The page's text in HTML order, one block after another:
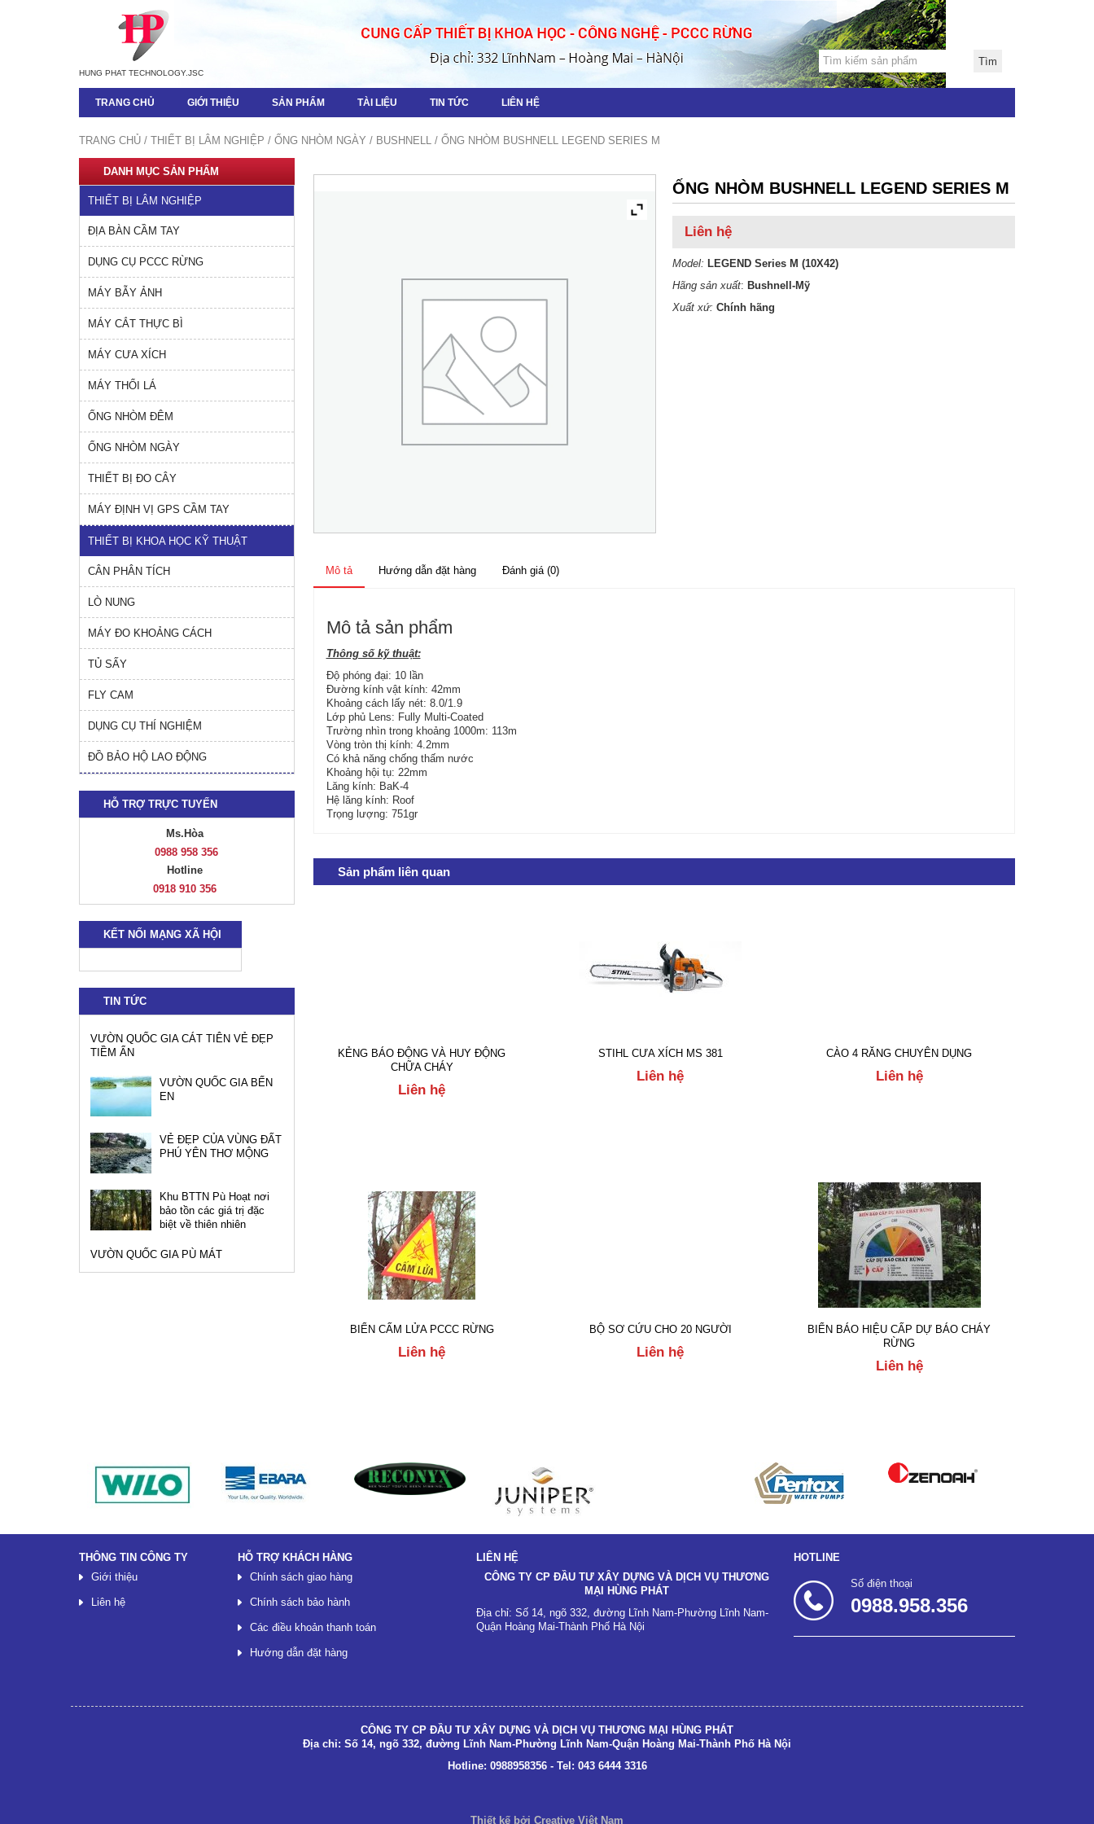
HUNG PHAT TECHNOLOGY.JSC
TRANG CHỦ GIỚI THIỆU SẢN PHẨM TÀI LIỆU TIN TỨC LIÊN HỆ
TRANG CHỦ / THIẾT BỊ LÂM NGHIỆP / ỐNG NHÒM NGÀY / BUSHNELL / ỐNG NHÒM BUSHNELL LEGEND SERIES M
DANH MỤC SẢN PHẨM
THIẾT BỊ LÂM NGHIỆP
ĐỊA BÀN CẦM TAY
DỤNG CỤ PCCC RỪNG
MÁY BẪY ẢNH
MÁY CẮT THỰC BÌ
MÁY CƯA XÍCH
MÁY THỔI LÁ
ỐNG NHÒM ĐÊM
ỐNG NHÒM NGÀY
THIẾT BỊ ĐO CÂY
MÁY ĐỊNH VỊ GPS CẦM TAY
THIẾT BỊ KHOA HỌC KỸ THUẬT
CÂN PHÂN TÍCH
LÒ NUNG
MÁY ĐO KHOẢNG CÁCH
TỦ SẤY
FLY CAM
DỤNG CỤ THÍ NGHIỆM
ĐỒ BẢO HỘ LAO ĐỘNG
HỖ TRỢ TRỰC TUYẾN
Ms.Hòa
0988 958 356
Hotline
0918 910 356
KẾT NỐI MẠNG XÃ HỘI
TIN TỨC
VƯỜN QUỐC GIA CÁT TIÊN VẺ ĐẸP
TIỀM ẨN
VƯỜN QUỐC GIA BẾN
EN
VẺ ĐẸP CỦA VÙNG ĐẤT
PHÚ YÊN THƠ MỘNG
Khu BTTN Pù Hoạt nơi
bảo tồn các giá trị đặc
biệt về thiên nhiên
VƯỜN QUỐC GIA PÙ MÁT
ỐNG NHÒM BUSHNELL LEGEND SERIES M
Liên hệ
Model: LEGEND Series M (10X42)
Hãng sản xuất: Bushnell-Mỹ
Xuất xứ: Chính hãng
Mô tả Hướng dẫn đặt hàng Đánh giá (0)
Mô tả sản phẩm
Thông số kỹ thuật:
Độ phóng đại: 10 lần
Đường kính vật kính: 42mm
Khoảng cách lấy nét: 8.0/1.9
Lớp phủ Lens: Fully Multi-Coated
Trường nhìn trong khoảng 1000m: 113m
Vòng tròn thị kính: 4.2mm
Có khả năng chống thấm nước
Khoảng hội tụ: 22mm
Lăng kính: BaK-4
Hệ lăng kính: Roof
Trọng lượng: 751gr
Sản phẩm liên quan
KẺNG BÁO ĐỘNG VÀ HUY ĐỘNG
CHỮA CHÁY
Liên hệ
STIHL CƯA XÍCH MS 381
Liên hệ
CÀO 4 RĂNG CHUYÊN DỤNG
Liên hệ
BIỂN CẤM LỬA PCCC RỪNG
Liên hệ
BỘ SƠ CỨU CHO 20 NGƯỜI
Liên hệ
BIỂN BÁO HIỆU CẤP DỰ BÁO CHÁY
RỪNG
Liên hệ
THÔNG TIN CÔNG TY
Giới thiệu
Liên hệ
HỖ TRỢ KHÁCH HÀNG
Chính sách giao hàng
Chính sách bảo hành
Các điều khoản thanh toán
Hướng dẫn đặt hàng
LIÊN HỆ
CÔNG TY CP ĐẦU TƯ XÂY DỰNG VÀ DỊCH VỤ THƯƠNG
MẠI HÙNG PHÁT
Địa chỉ: Số 14, ngõ 332, đường Lĩnh Nam-Phường Lĩnh Nam-
Quận Hoàng Mai-Thành Phố Hà Nội
HOTLINE
Số điện thoại
0988.958.356
CÔNG TY CP ĐẦU TƯ XÂY DỰNG VÀ DỊCH VỤ THƯƠNG MẠI HÙNG PHÁT
Địa chỉ: Số 14, ngõ 332, đường Lĩnh Nam-Phường Lĩnh Nam-Quận Hoàng Mai-Thành Phố Hà Nội
Hotline: 0988958356 - Tel: 043 6444 3316
Thiết kế bởi Creative Việt Nam